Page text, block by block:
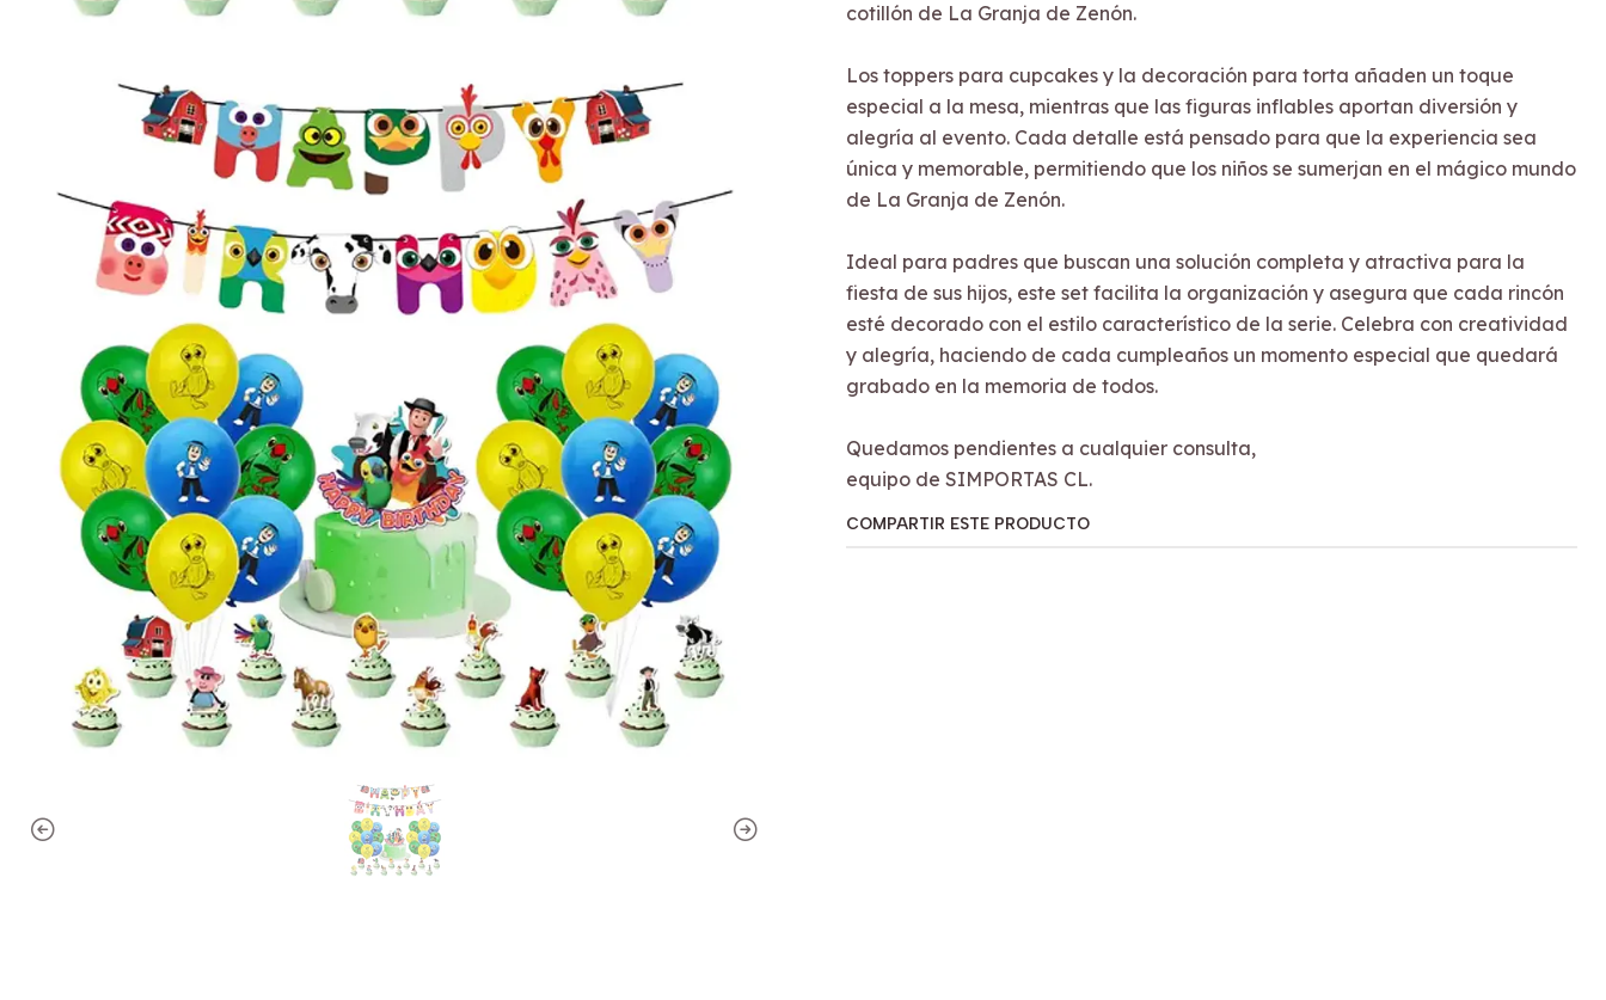
cotillón de La Granja de Zenón.
Los toppers para cupcakes y la decoración para torta añaden un toque
especial a la mesa, mientras que las figuras inflables aportan diversión y
alegría al evento. Cada detalle está pensado para que la experiencia sea
única y memorable, permitiendo que los niños se sumerjan en el mágico mundo
de La Granja de Zenón.
Ideal para padres que buscan una solución completa y atractiva para la
fiesta de sus hijos, este set facilita la organización y asegura que cada rincón
esté decorado con el estilo característico de la serie. Celebra con creatividad
y alegría, haciendo de cada cumpleaños un momento especial que quedará
grabado en la memoria de todos.
Quedamos pendientes a cualquier consulta,
equipo de SIMPORTAS CL.
COMPARTIR ESTE PRODUCTO